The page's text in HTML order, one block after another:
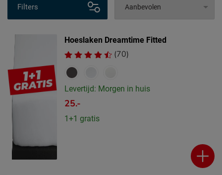
Filters
Hoeslaken Dreamtime Fitted
(70)
Levertijd: Morgen in huis
25.-
1+1 gratis